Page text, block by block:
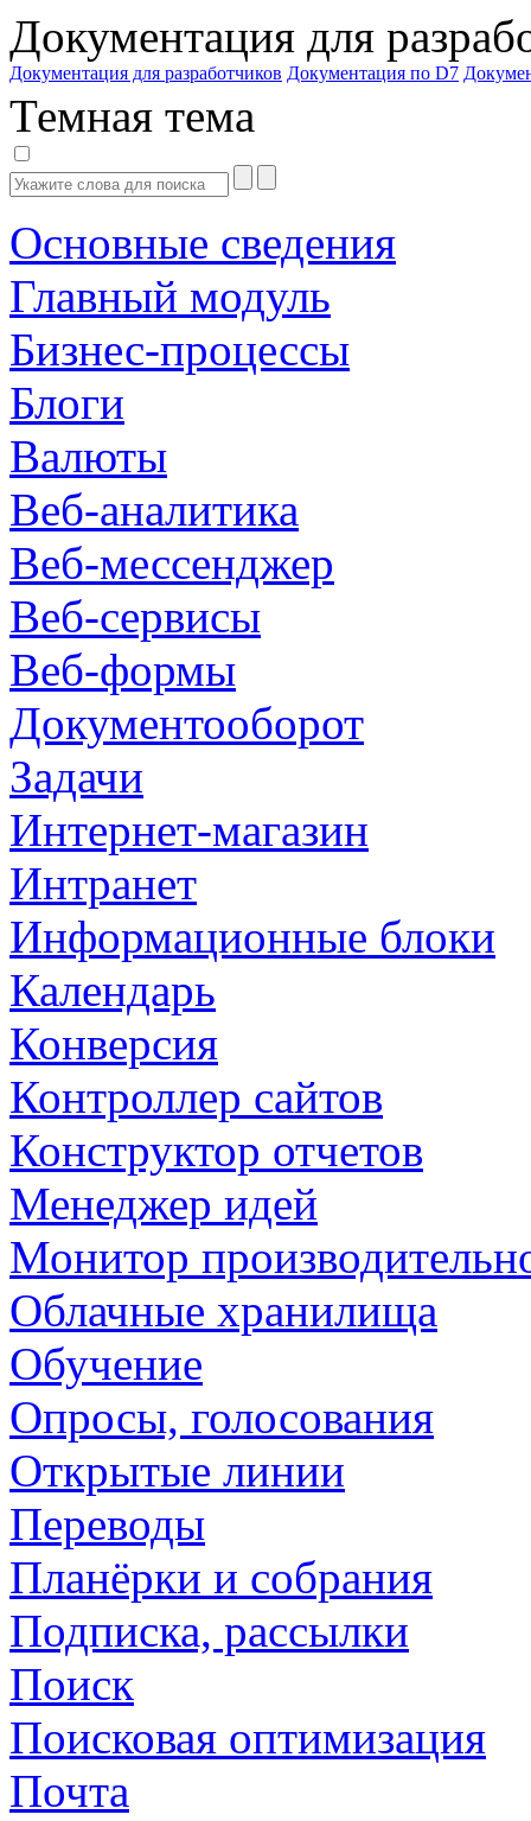
Документация для
Документация для разработчиков Документация по D7
Темная тема
Основные сведения
Главный модуль
Бизнес-процессы
Блоги
Валюты
Веб-аналитика
Веб-мессенджер
Веб-сервисы
Веб-формы
Документооборот
Задачи
Интернет-магазин
Интранет
Информационные блоки
Календарь
Конверсия
Контроллер сайтов
Конструктор отчетов
Менеджер идей
Монитор
Облачные хранилища
Обучение
Опросы, голосования
Открытые линии
Переводы
Планёрки и собрания
Подписка, рассылки
Поиск
Поисковая оптимизация
Почта